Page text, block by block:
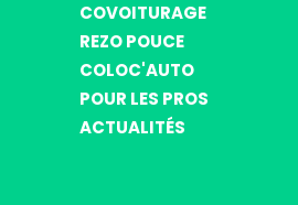
COVOITURAGE
REZO POUCE
COLOC'AUTO
POUR LES PROS
ACTUALITÉS